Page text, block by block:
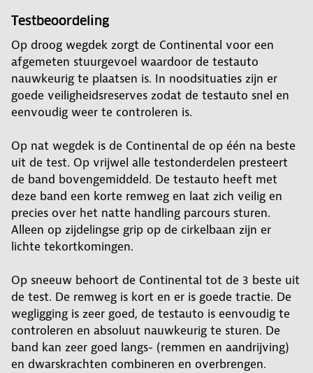
Testbeoordeling
Op droog wegdek zorgt de Continental voor een
afgemeten stuurgevoel waardoor de testauto
nauwkeurig te plaatsen is. In noodsituaties zijn er
goede veiligheidsreserves zodat de testauto snel en
eenvoudig weer te controleren is.
Op nat wegdek is de Continental de op één na beste
uit de test. Op vrijwel alle testonderdelen presteert
de band bovengemiddeld. De testauto heeft met
deze band een korte remweg en laat zich veilig en
precies over het natte handling parcours sturen.
Alleen op zijdelingse grip op de cirkelbaan zijn er
lichte tekortkomingen.
Op sneeuw behoort de Continental tot de 3 beste uit
de test. De remweg is kort en er is goede tractie. De
wegligging is zeer goed, de testauto is eenvoudig te
controleren en absoluut nauwkeurig te sturen. De
band kan zeer goed langs- (remmen en aandrijving)
en dwarskrachten combineren en overbrengen.